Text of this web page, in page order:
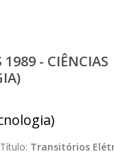
1989 - CIÊNCIAS
Título: Transitórios